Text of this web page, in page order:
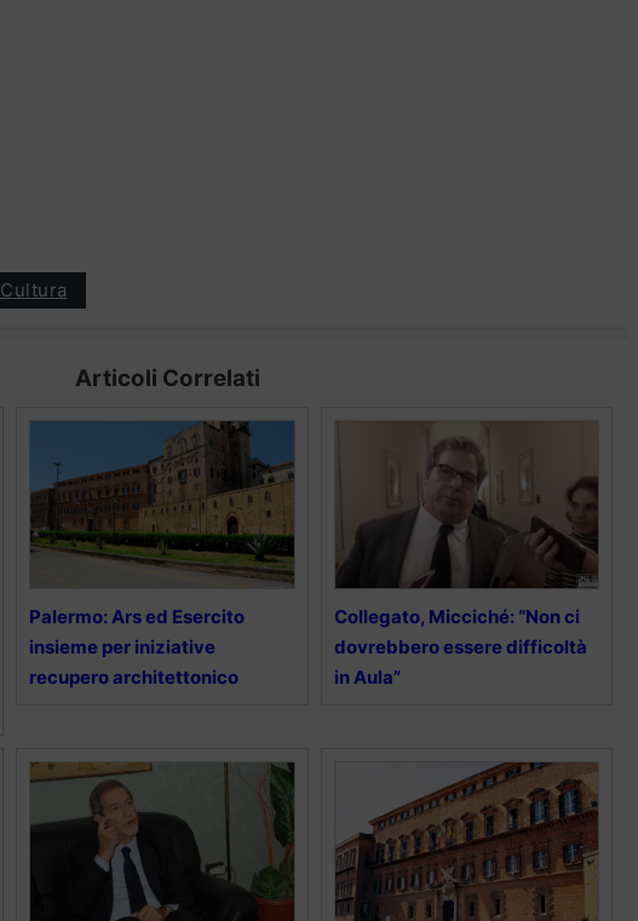
Cultura
Articoli Correlati
Palermo: Ars ed Esercito
insieme per iniziative
recupero architettonico
Collegato, Micciché: “Non ci
dovrebbero essere difficoltà
in Aula”